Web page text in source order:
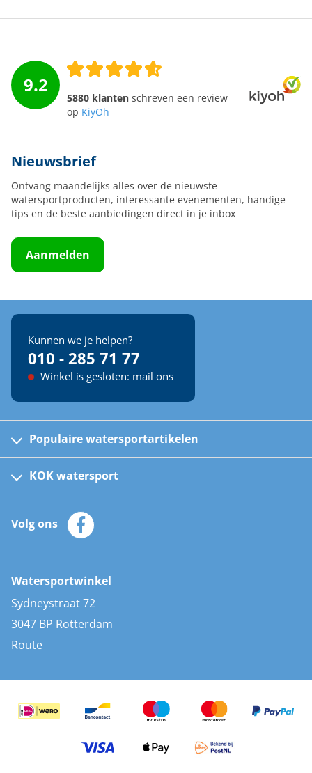
9.2
5880 klanten schreven een review
op KiyOh
Nieuwsbrief
Ontvang maandelijks alles over de nieuwste
watersportproducten, interessante evenementen, handige
tips en de beste aanbiedingen direct in je inbox
Aanmelden
Kunnen we je helpen?
010 - 285 71 77
Winkel is gesloten: mail ons
Populaire watersportartikelen
Kinder reddingsvesten
Automatische reddingsvesten
Zeilkleding
Zonnepanelen
AIS transponders
Stootwillen en fenders
Bootkussens
Zwemtrappen
KOK watersport
Klantenservice
Merken
Volg ons
Watersportwinkel
Sydneystraat 72
3047 BP Rotterdam
Route